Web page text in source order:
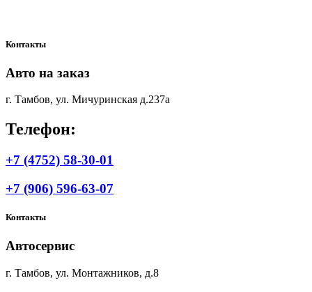
Контакты
Авто на заказ
г. Тамбов, ул. Мичуринская д.237а
Телефон:
+7 (4752) 58-30-01
+7 (906) 596-63-07
Контакты
Автосервис
г. Тамбов, ул. Монтажников, д.8